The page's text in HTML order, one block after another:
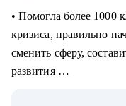
‌‌‌‌‌• Помогла более 1000
кризиса, правильно
сменить сферу,
развития